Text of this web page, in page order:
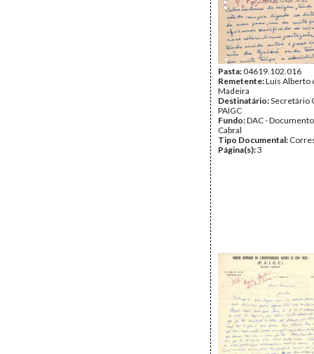
Pasta:04619.102.016
Remetente:Luís Alberto
Madeira
Destinatário:Secretário
PAIGC
Fundo:DAC -
Cabral
Tipo Documental:
Página(s):3